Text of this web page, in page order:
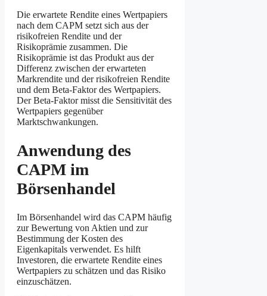
Die erwartete Rendite eines Wertpapiers
nach dem CAPM setzt sich aus der
risikofreien Rendite und der
Risikoprämie zusammen. Die
Risikoprämie ist das Produkt aus der
Differenz zwischen der erwarteten
Markrendite und der risikofreien Rendite
und dem Beta-Faktor des Wertpapiers.
Der Beta-Faktor misst die Sensitivität des
Wertpapiers gegenüber
Marktschwankungen.
Anwendung des
CAPM im
Börsenhandel
Im Börsenhandel wird das CAPM häufig
zur Bewertung von Aktien und zur
Bestimmung der Kosten des
Eigenkapitals verwendet. Es hilft
Investoren, die erwartete Rendite eines
Wertpapiers zu schätzen und das Risiko
einzuschätzen.